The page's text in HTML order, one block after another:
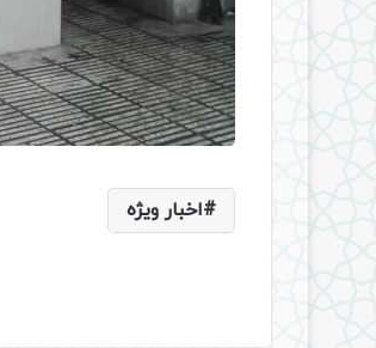
اخبار ویژه